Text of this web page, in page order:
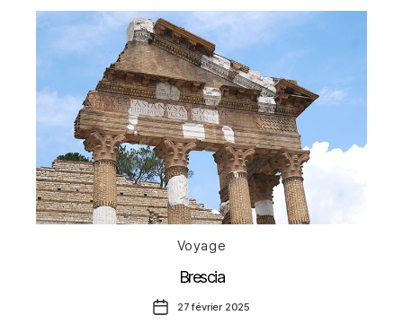
Catégories
Voyage
Brescia
Date27 février 2025